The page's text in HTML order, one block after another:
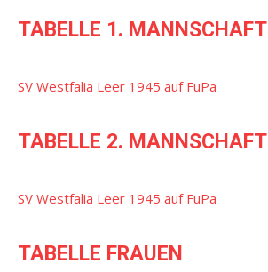
TABELLE 1. MANNSCHAFT
SV Westfalia Leer 1945 auf FuPa
TABELLE 2. MANNSCHAFT
SV Westfalia Leer 1945 auf FuPa
TABELLE FRAUEN